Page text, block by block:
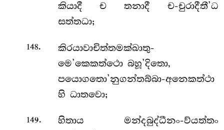
කියාදී ච තනාදී ච-චුරාදීතී’ධ
සත්තධා;
148.
කිරයාවාචිත්තමක්ඛාතු-
මෙ’කෙකත්ථො බහූ’දිතො,
පයොගතො’නුගන්තබ්බා-අනෙකත්ථා
හි ධාතවො;
149.
හිතාය මන්දබුද්ධීනං-ව්යත්තං